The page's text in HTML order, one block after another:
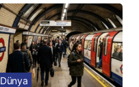
Dünya